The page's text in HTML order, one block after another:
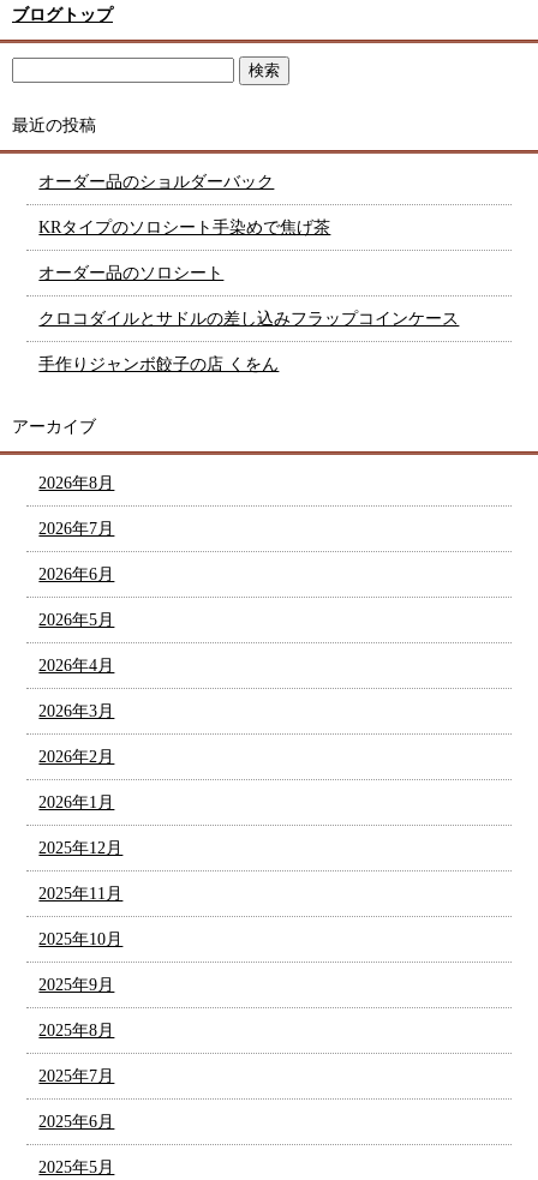
ブログトップ
最近の投稿
オーダー品のショルダーバック
KRタイプのソロシート手染めで焦げ茶
オーダー品のソロシート
クロコダイルとサドルの差し込みフラップコインケース
手作りジャンボ餃子の店 くをん
アーカイブ
2026年8月
2026年7月
2026年6月
2026年5月
2026年4月
2026年3月
2026年2月
2026年1月
2025年12月
2025年11月
2025年10月
2025年9月
2025年8月
2025年7月
2025年6月
2025年5月